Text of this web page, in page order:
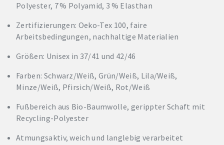
Polyester, 7 % Polyamid, 3 % Elasthan
Zertifizierungen: Oeko-Tex 100, faire
Arbeitsbedingungen, nachhaltige Materialien
Größen: Unisex in 37/41 und 42/46
Farben: Schwarz/Weiß, Grün/Weiß, Lila/Weiß,
Minze/Weiß, Pfirsich/Weiß, Rot/Weiß
Fußbereich aus Bio-Baumwolle, gerippter Schaft mit
Recycling-Polyester
Atmungsaktiv, weich und langlebig verarbeitet